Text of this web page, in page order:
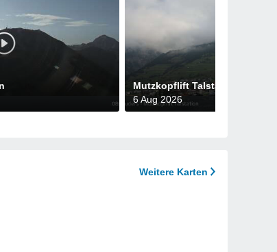
Mutzkopflift Talstation
6 Aug 2026
Weitere Karten